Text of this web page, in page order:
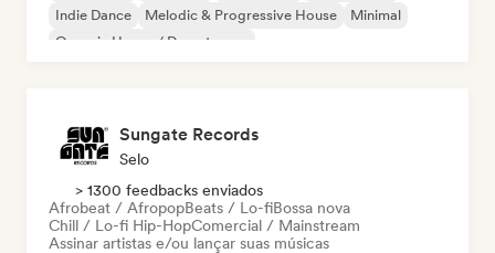
Indie Dance
Melodic & Progressive House
Minimal
Organic House / Downtempo
Sungate Records
Selo
> 1300 feedbacks enviados
Afrobeat / AfropopBeats / Lo-fiBossa nova
Chill / Lo-fi Hip-HopComercial / Mainstream
Assinar artistas e/ou lançar suas músicas